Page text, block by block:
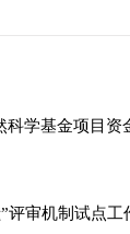
学基金项目资
评审机制试点工